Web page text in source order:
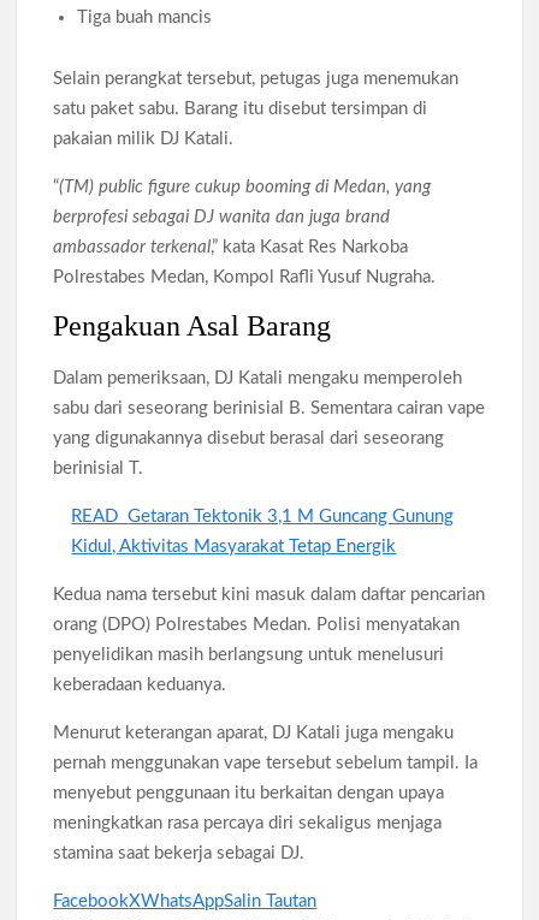
Tiga buah mancis
Selain perangkat tersebut, petugas juga menemukan
satu paket sabu. Barang itu disebut tersimpan di
pakaian milik DJ Katali.
“(TM) public figure cukup booming di Medan, yang
berprofesi sebagai DJ wanita dan juga brand
ambassador terkenal,” kata Kasat Res Narkoba
Polrestabes Medan, Kompol Rafli Yusuf Nugraha.
Pengakuan Asal Barang
Dalam pemeriksaan, DJ Katali mengaku memperoleh
sabu dari seseorang berinisial B. Sementara cairan vape
yang digunakannya disebut berasal dari seseorang
berinisial T.
READ Getaran Tektonik 3,1 M Guncang Gunung
Kidul, Aktivitas Masyarakat Tetap Energik
Kedua nama tersebut kini masuk dalam daftar pencarian
orang (DPO) Polrestabes Medan. Polisi menyatakan
penyelidikan masih berlangsung untuk menelusuri
keberadaan keduanya.
Menurut keterangan aparat, DJ Katali juga mengaku
pernah menggunakan vape tersebut sebelum tampil. Ia
menyebut penggunaan itu berkaitan dengan upaya
meningkatkan rasa percaya diri sekaligus menjaga
stamina saat bekerja sebagai DJ.
FacebookXWhatsAppSalin Tautan